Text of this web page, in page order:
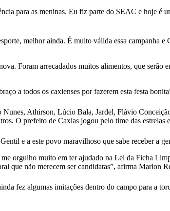
para as meninas. Eu fiz parte do SEAC e hoje é
melhor ainda. É muito válida essa campanha
Foram arrecadados muitos alimentos, que serão
a todos os caxienses por fazerem esta festa
Athirson, Lúcio Bala, Jardel, Flávio
O prefeito de Caxias jogou pelo time das estrelas
e a este povo maravilhoso que sabe receber a
orgulho muito em ter ajudado na Lei da Ficha
que não merecem ser candidatas”, afirma Marlon
fez algumas imitações dentro do campo para a